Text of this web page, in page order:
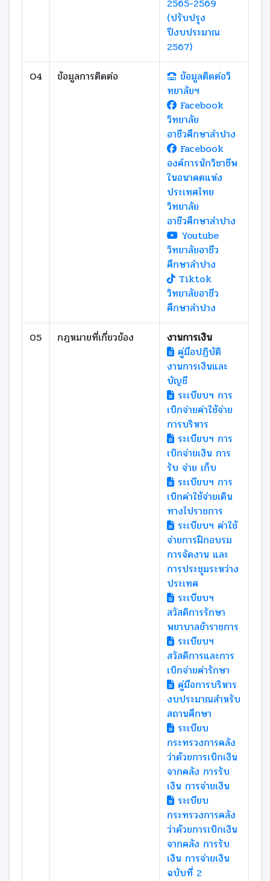
2565-2569
(ปรับปรุง
ปีงบประมาณ
2567)
O4
ข้อมูลการติดต่อ
ข้อมูลติดต่อวิ
ทยาลัยฯ
Facebook
วิทยาลัย
อาชีวศึกษาลำปาง
Facebook
องค์การนักวิชาชีพ
ในอนาคตแห่ง
ประเทศไทย
วิทยาลัย
อาชีวศึกษาลำปาง
Youtube
วิทยาลัยอาชีว
ศึกษาลําปาง
Tiktok
วิทยาลัยอาชีว
ศึกษาลําปาง
05
กฎหมายที่เกี่ยวข้อง
งานการเงิน
คู่มือปฏิบัติ
งานการเงินและ
บัญชี
ระเบียบฯ การ
เบิกจ่ายค่าใช้จ่าย
การบริหาร
ระเบียบฯ การ
เบิกจ่ายเงิน การ
รับ จ่าย เก็บ
ระเบียบฯ การ
เบิกค่าใช้จ่ายเดิน
ทางไปราชการ
ระเบียบฯ ค่าใช้
จ่ายการฝึกอบรม
การจัดงาน และ
การประชุมระหว่าง
ประเทศ
ระเบียบฯ
สวัสดิการรักษา
พยาบาลข้าราชการ
ระเบียบฯ
สวัสดิการและการ
เบิกจ่ายค่ารักษา
คู่มือการบริหาร
งบประมาณสำหรับ
สถานศึกษา
ระเบียบ
กระทรวงการคลัง
ว่าด้วยการเบิกเงิน
จากคลัง การรับ
เงิน การจ่ายเงิน
ระเบียบ
กระทรวงการคลัง
ว่าด้วยการเบิกเงิน
จากคลัง การรับ
เงิน การจ่ายเงิน
ฉบับที่ 2